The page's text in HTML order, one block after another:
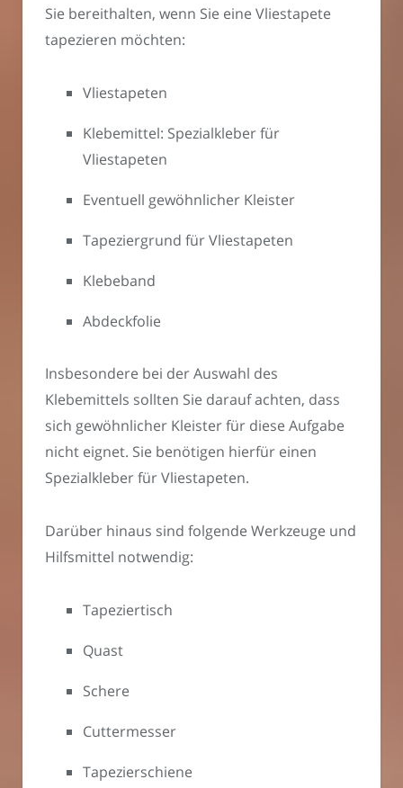
Sie bereithalten, wenn Sie eine Vliestapete
tapezieren möchten:
Vliestapeten
Klebemittel: Spezialkleber für
Vliestapeten
Eventuell gewöhnlicher Kleister
Tapeziergrund für Vliestapeten
Klebeband
Abdeckfolie
Insbesondere bei der Auswahl des
Klebemittels sollten Sie darauf achten, dass
sich gewöhnlicher Kleister für diese Aufgabe
nicht eignet. Sie benötigen hierfür einen
Spezialkleber für Vliestapeten.
Darüber hinaus sind folgende Werkzeuge und
Hilfsmittel notwendig:
Tapeziertisch
Quast
Schere
Cuttermesser
Tapezierschiene